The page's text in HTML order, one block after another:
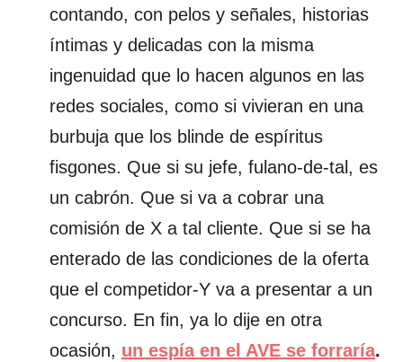
contando, con pelos y señales, historias
íntimas y delicadas con la misma
ingenuidad que lo hacen algunos en las
redes sociales, como si vivieran en una
burbuja que los blinde de espíritus
fisgones. Que si su jefe, fulano-de-tal, es
un cabrón. Que si va a cobrar una
comisión de X a tal cliente. Que si se ha
enterado de las condiciones de la oferta
que el competidor-Y va a presentar a un
concurso. En fin, ya lo dije en otra
ocasión, un espía en el AVE se forraría.